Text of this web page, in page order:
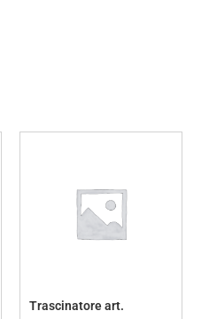
Trascinatore art.